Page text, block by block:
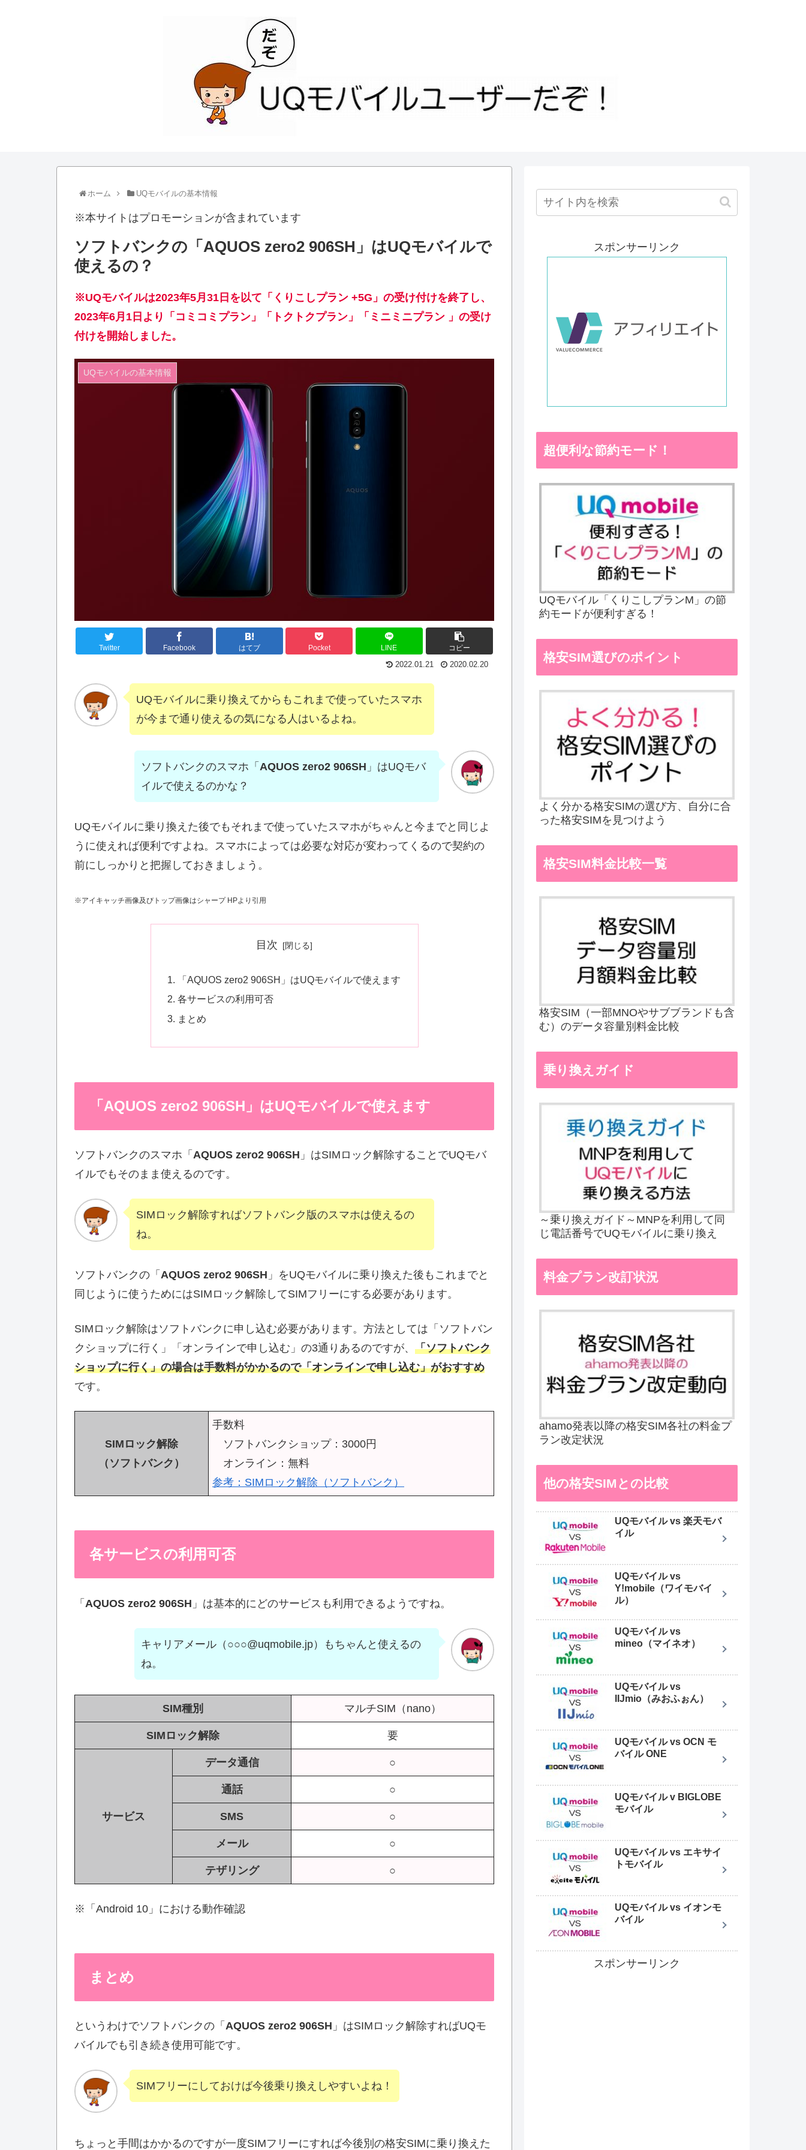
ホーム UQモバイルの基本情報
※本サイトはプロモーションが含まれています
ソフトバンクの「AQUOS zero2 906SH」はUQモバイルで
使えるの？
※UQモバイルは2023年5月31日を以て「くりこしプラン +5G」の受け付けを終了し、
2023年6月1日より「コミコミプラン」「トクトクプラン」「ミニミニプラン 」の受け
付けを開始しました。
UQモバイルの基本情報
Twitter Facebook はてブ Pocket LINE コピー
2022.01.21 2020.02.20
UQモバイルに乗り換えてからもこれまで使っていたスマホ
が今まで通り使えるの気になる人はいるよね。
ソフトバンクのスマホ「 AQUOS zero2 906SH 」はUQモバ
イルで使えるのかな？
UQモバイルに乗り換えた後でもそれまで使っていたスマホがちゃんと今までと同じよ
うに使えれば便利ですよね。スマホによっては必要な対応が変わってくるので契約の
前にしっかりと把握しておきましょう。
※アイキャッチ画像及びトップ画像はシャープ HPより引用
目次
「AQUOS zero2 906SH」はUQモバイルで使えます
各サービスの利用可否
まとめ
「AQUOS zero2 906SH」はUQモバイルで使えます
ソフトバンクのスマホ「 AQUOS zero2 906SH 」はSIMロック解除することでUQモバ
イルでもそのまま使えるのです。
SIMロック解除すればソフトバンク版のスマホは使えるの
ね。
ソフトバンクの「 AQUOS zero2 906SH 」をUQモバイルに乗り換えた後もこれまでと
同じように使うためにはSIMロック解除してSIMフリーにする必要があります。
SIMロック解除はソフトバンクに申し込む必要があります。方法としては「ソフトバン
クショップに行く」「オンラインで申し込む」の3通りあるのですが、 「ソフトバンク
ショップに行く」の場合は手数料がかかるので「オンラインで申し込む」がおすすめ
です。
SIMロック解除
（ソフトバンク）
手数料
ソフトバンクショップ：3000円
オンライン：無料
参考： SIMロック解除（ソフトバンク）
各サービスの利用可否
「 AQUOS zero2 906SH 」は基本的にどのサービスも利用できるようですね。
キャリアメール（○○○@uqmobile.jp）もちゃんと使えるの
ね。
SIM種別 マルチSIM（nano）
SIMロック解除 要
サービス
データ通信 ○
通話 ○
SMS ○
メール ○
テザリング ○
※「Android 10」における動作確認
まとめ
というわけでソフトバンクの「 AQUOS zero2 906SH 」はSIMロック解除すればUQモ
バイルでも引き続き使用可能です。
SIMフリーにしておけば今後乗り換えしやすいよね！
ちょっと手間はかかるのですが一度SIMフリーにすれば今後別の格安SIMに乗り換えた
スポンサーリンク
超便利な節約モード！
UQモバイル「くりこしプランM」の節
約モードが便利すぎる！
格安SIM選びのポイント
よく分かる格安SIMの選び方、自分に合
った格安SIMを見つけよう
格安SIM料金比較一覧
格安SIM（一部MNOやサブブランドも含
む）のデータ容量別料金比較
乗り換えガイド
～乗り換えガイド～MNPを利用して同
じ電話番号でUQモバイルに乗り換え
料金プラン改訂状況
ahamo発表以降の格安SIM各社の料金プ
ラン改定状況
他の格安SIMとの比較
UQモバイル vs 楽天モバ
イル
UQモバイル vs
Y!mobile（ワイモバイ
ル）
UQモバイル vs
mineo（マイネオ）
UQモバイル vs
IIJmio（みおふぉん）
UQモバイル vs OCN モ
バイル ONE
UQモバイル v BIGLOBE
モバイル
UQモバイル vs エキサイ
トモバイル
UQモバイル vs イオンモ
バイル
スポンサーリンク